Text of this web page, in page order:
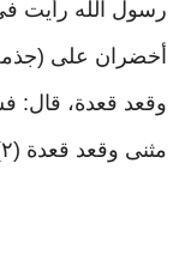
رسول اللَّه رأيت
وقعد قعدة، قال:
مثنى وقعد قعدة (٢)